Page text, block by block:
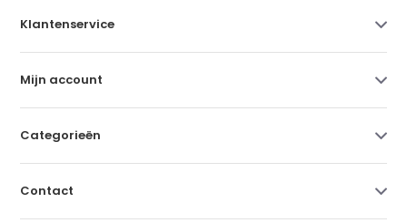
Klantenservice
Mijn account
Categorieën
Contact